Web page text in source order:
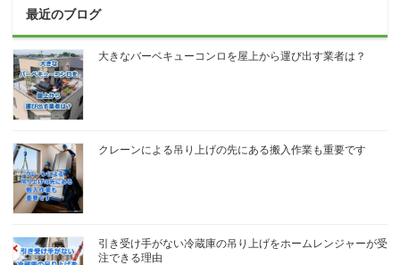
最近のブログ
大きなバーベキューコンロを屋上から運び出す業者は？
クレーンによる吊り上げの先にある搬入作業も重要です
引き受け手がない冷蔵庫の吊り上げをホームレンジャーが受
注できる理由